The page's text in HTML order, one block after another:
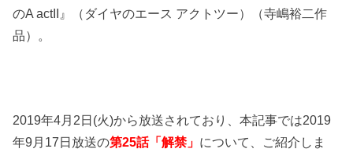
のA actII』（ダイヤのエース アクトツー）（寺嶋裕二作
品）。
2019年4月2日(火)から放送されており、本記事では2019
年9月17日放送の第25話「解禁」 について、ご紹介しま